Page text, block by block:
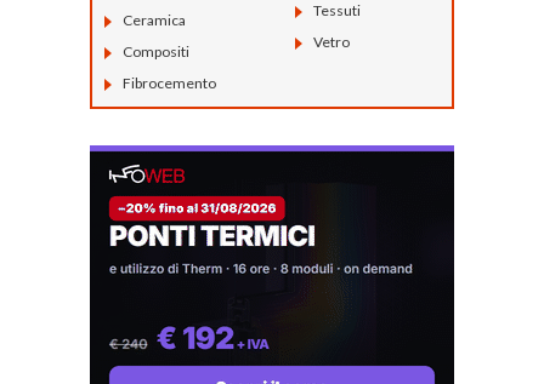
Ceramica
Compositi
Fibrocemento
Tessuti
Vetro